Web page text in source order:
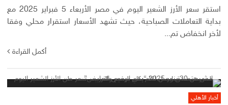
استقر سعر الأرز الشعير اليوم في مصر الأربعاء 5 فبراير 2025 مع
بداية التعاملات الصباحية، حيث تشهد الأسعار استقرار محلي وفقا
لأخر انخفاض تم...
أكمل القراءة
أخبار الأهلي